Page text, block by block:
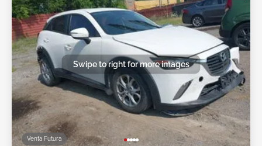
Venta Futura
Swipe to right for more images